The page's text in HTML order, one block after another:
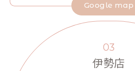
Google map
03
伊勢店